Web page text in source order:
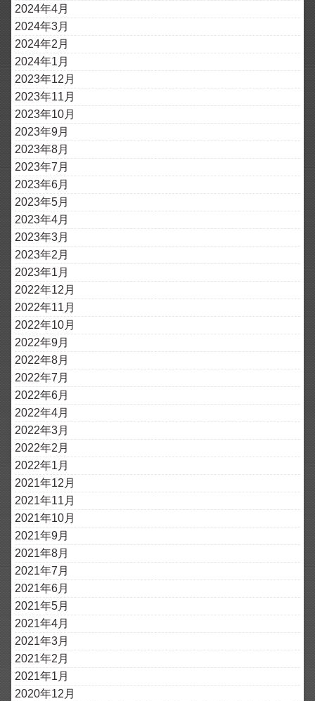
2024年4月
2024年3月
2024年2月
2024年1月
2023年12月
2023年11月
2023年10月
2023年9月
2023年8月
2023年7月
2023年6月
2023年5月
2023年4月
2023年3月
2023年2月
2023年1月
2022年12月
2022年11月
2022年10月
2022年9月
2022年8月
2022年7月
2022年6月
2022年4月
2022年3月
2022年2月
2022年1月
2021年12月
2021年11月
2021年10月
2021年9月
2021年8月
2021年7月
2021年6月
2021年5月
2021年4月
2021年3月
2021年2月
2021年1月
2020年12月